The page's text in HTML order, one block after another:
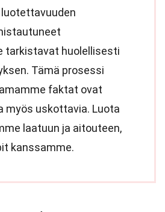
luotettavuuden
tarkistavat huolellisesti
Tämä prosessi
faktat ovat
myös uskottavia. Luota
laatuun ja aitouteen,
kanssamme.